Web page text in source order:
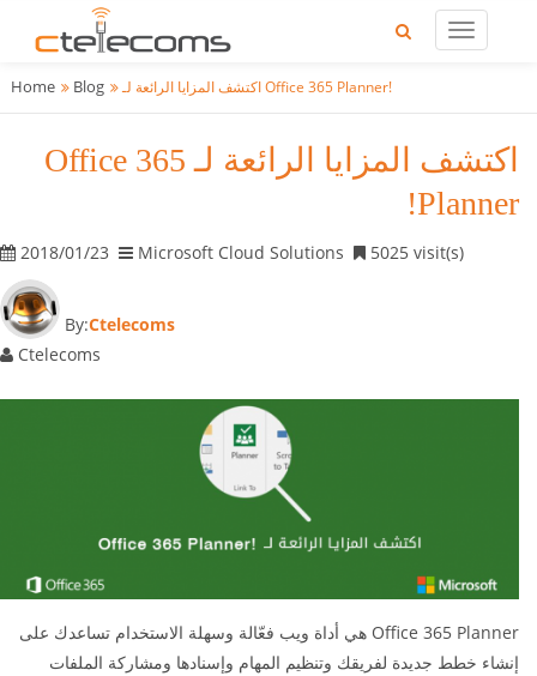
Home Blog اكتشف المزايا الرائعة لـ Office 365 Planner!
اكتشف المزايا الرائعة لـ Office 365
Planner!
2018/01/23 Microsoft Cloud Solutions 5025 visit(s)
By:Ctelecoms
Ctelecoms
Office 365 Planner هي أداة ويب فعّالة وسهلة الاستخدام تساعدك على
إنشاء خطط جديدة لفريقك وتنظيم المهام وإسنادها ومشاركة الملفات